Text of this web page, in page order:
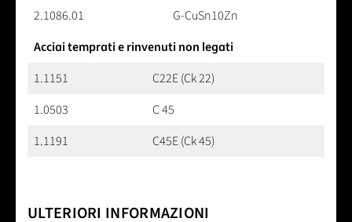
2.1086.01
G-CuSn10Zn
Acciai temprati e rinvenuti non legati
1.1151
C22E (Ck 22)
1.0503
C 45
1.1191
C45E (Ck 45)
ULTERIORI INFORMAZIONI